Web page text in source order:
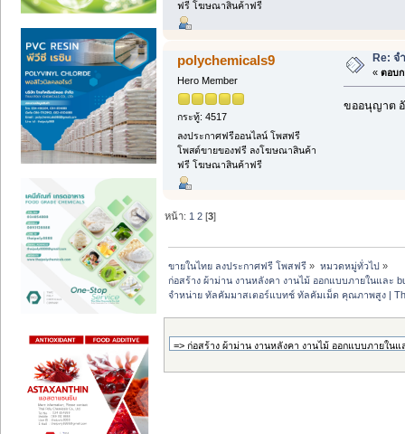
ฟรี โฆษณาสินค้าฟรี
polychemicals9
Hero Member
กระทู้: 4517
ลงประกาศฟรีออนไลน์ โพสฟรี
โพสต์ขายของฟรี ลงโฆษณาสินค้า
ฟรี โฆษณาสินค้าฟรี
Re:
« ตอบก
ขออนุญาต
หน้า: 1 2 [3]
ขายในไทย ลงประกาศฟรี โพสฟรี » หมวดหมู่ทั่วไป»
ก่อสร้าง ผ้าม่าน งานหลังคา งานไม้ ออกแบบภายในและ
จำหน่าย ทัลคัมมาสเตอร์แบทช์ ทัลคัมเม็ด คุณภาพสูง |